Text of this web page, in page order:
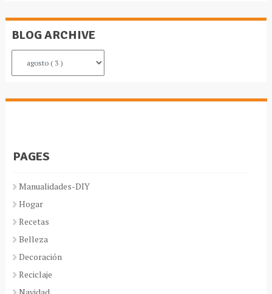
BLOG ARCHIVE
PAGES
Manualidades-DIY
Hogar
Recetas
Belleza
Decoración
Reciclaje